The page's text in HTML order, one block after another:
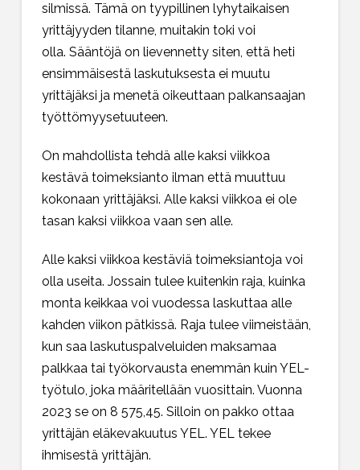
silmissä. Tämä on tyypillinen lyhytaikaisen
yrittäjyyden tilanne, muitakin toki voi
olla. Sääntöjä on lievennetty siten, että heti
ensimmäisestä laskutuksesta ei muutu
yrittäjäksi ja menetä oikeuttaan palkansaajan
työttömyysetuuteen.
On mahdollista tehdä alle kaksi viikkoa
kestävä toimeksianto ilman että muuttuu
kokonaan yrittäjäksi. Alle kaksi viikkoa ei ole
tasan kaksi viikkoa vaan sen alle.
Alle kaksi viikkoa kestäviä toimeksiantoja voi
olla useita. Jossain tulee kuitenkin raja, kuinka
monta keikkaa voi vuodessa laskuttaa alle
kahden viikon pätkissä. Raja tulee viimeistään,
kun saa laskutuspalveluiden maksamaa
palkkaa tai työkorvausta enemmän kuin YEL-
työtulo, joka määritellään vuosittain. Vuonna
2023 se on 8 575,45. Silloin on pakko ottaa
yrittäjän eläkevakuutus YEL. YEL tekee
ihmisestä yrittäjän.